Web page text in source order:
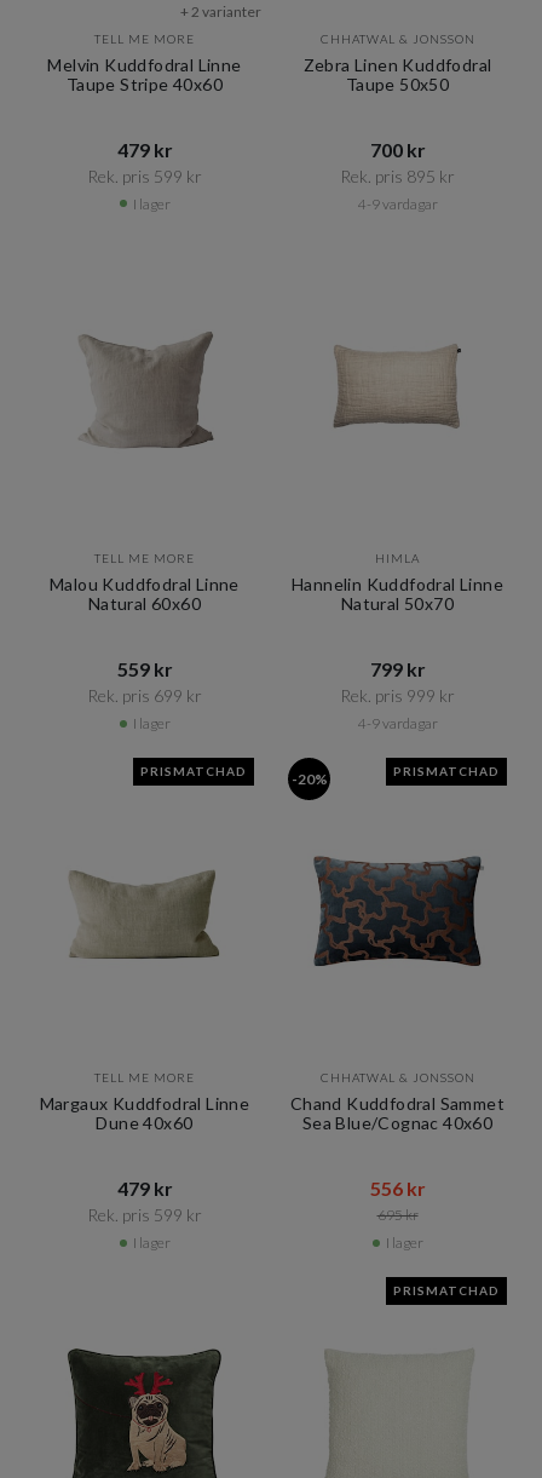
+ 2 varianter
TELL ME MORE
Melvin Kuddfodral Linne
Taupe Stripe 40x60
479 kr​​
Rek. pris 599 kr​​
I lager
CHHATWAL & JONSSON
Zebra Linen Kuddfodral
Taupe 50x50
700 kr​​
Rek. pris 895 kr​​
4-9 vardagar
TELL ME MORE
Malou Kuddfodral Linne
Natural 60x60
559 kr​​
Rek. pris 699 kr​​
I lager
HIMLA
Hannelin Kuddfodral Linne
Natural 50x70
799 kr​​
Rek. pris 999 kr​​
4-9 vardagar
PRISMATCHAD
TELL ME MORE
Margaux Kuddfodral Linne
Dune 40x60
479 kr​​
Rek. pris 599 kr​​
I lager
-20% PRISMATCHAD
CHHATWAL & JONSSON
Chand Kuddfodral Sammet
Sea Blue/Cognac 40x60
556 kr​​
695 kr​​
I lager
PRISMATCHAD